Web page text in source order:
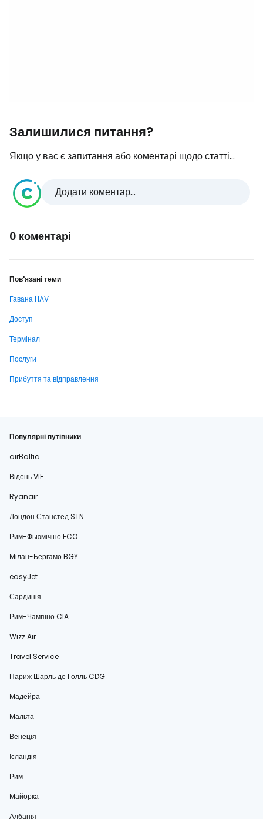
Залишилися питання?
Якщо у вас є запитання або коментарі щодо статті...
Додати коментар...
0 коментарі
Пов'язані теми
Гавана HAV
Доступ
Термінал
Послуги
Прибуття та відправлення
Популярні путівники
airBaltic
Відень VIE
Ryanair
Лондон Станстед STN
Рим-Фьюмічіно FCO
Мілан-Бергамо BGY
easyJet
Сардинія
Рим-Чампіно CIA
Wizz Air
Travel Service
Париж Шарль де Голль CDG
Мадейра
Мальта
Венеція
Ісландія
Рим
Майорка
Албанія